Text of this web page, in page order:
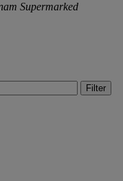
Supermarked
Filter